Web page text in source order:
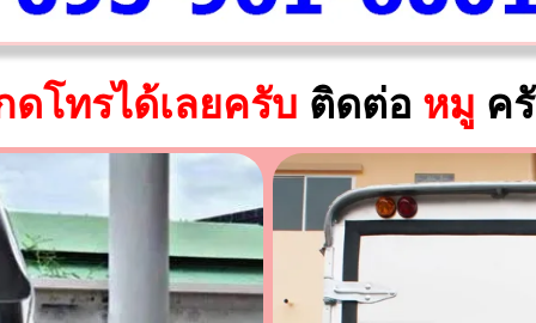
ดโทรได้เลยครับ ติดต่อ หมู ค